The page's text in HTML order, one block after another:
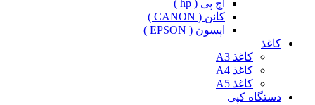
اچ پی ( hp )
کانن ( CANON )
اپسون ( EPSON )
کاغذ
کاغذ A3
کاغذ A4
کاغذ A5
دستگاه کپی